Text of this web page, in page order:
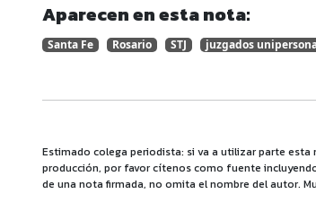
Aparecen en esta nota:
Santa Fe Rosario STJ juzgados
Estimado colega periodista: si va a utilizar parte
producción, por favor cítenos como fuente
de una nota firmada, no omita el nombre del autor.